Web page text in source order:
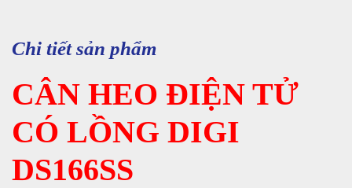
Chi tiết sản phẩm
CÂN HEO ĐIỆN TỬ
CÓ LỒNG DIGI
DS166SS